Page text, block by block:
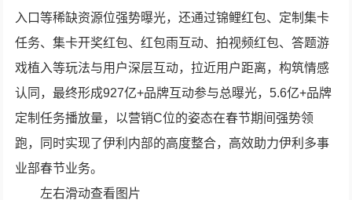
入口等稀缺资源位强势曝光，还通过锦鲤红包、定制集卡
任务、集卡开奖红包、红包雨互动、拍视频红包、答题游
戏植入等玩法与用户深层互动，拉近用户距离，构筑情感
认同，最终形成927亿+品牌互动参与总曝光，5.6亿+品牌
定制任务播放量，以营销C位的姿态在春节期间强势领
跑，同时实现了伊利内部的高度整合，高效助力伊利多事
业部春节业务。
左右滑动查看图片